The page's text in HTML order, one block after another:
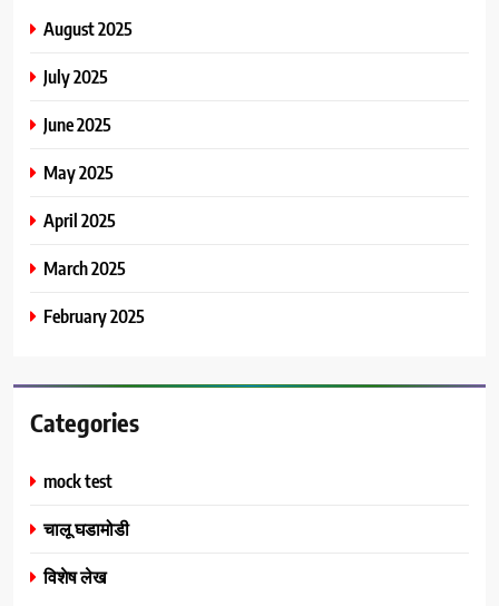
August 2025
July 2025
June 2025
May 2025
April 2025
March 2025
February 2025
Categories
mock test
चालू घडामोडी
विशेष लेख